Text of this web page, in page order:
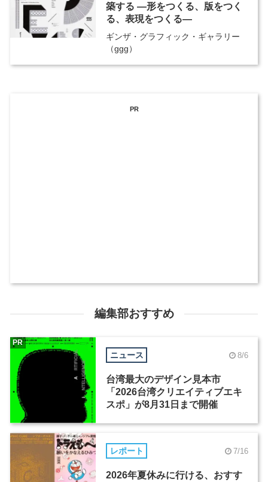
築する ―形をつくる、版をつく
る、表現をつくる―
ギンザ・グラフィック・ギャラリー
（ggg）
PR
編集部おすすめ
ニュース 8/6
台湾最大のデザイン見本市
「2026台湾クリエイティブエキ
スポ」が8月31日まで開催
PR
レポート 7/16
2026年夏休みに行ける、おすす